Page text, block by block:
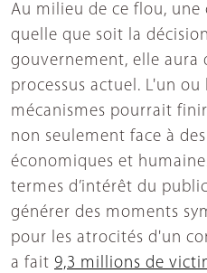
Au milieu de ce flou, une
quelle que soit la
gouvernement, elle aura
processus actuel. L'un ou
mécanismes pourrait
non seulement face à
économiques et
termes d’intérêt du
générer des moments
pour les atrocités d'un
a fait 9,3 millions de